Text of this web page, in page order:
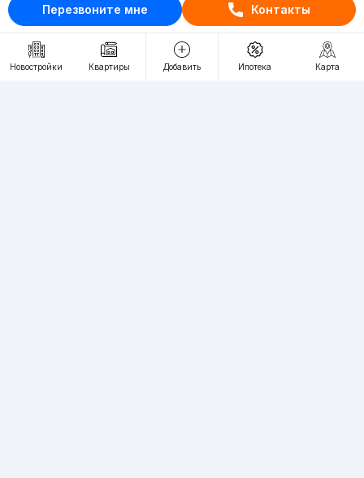
Перезвоните мне Контакты
Новостройки Квартиры Добавить Ипотека Карта
Отдел рекламы
+998 (78) 113-20-86
+998 (93) 390-30-10